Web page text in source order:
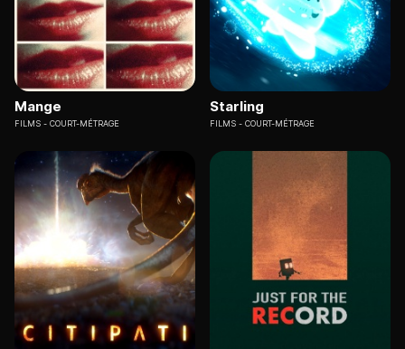
Mange
FILMS COURT-MÉTRAGE
Starling
FILMS COURT-MÉTRAGE